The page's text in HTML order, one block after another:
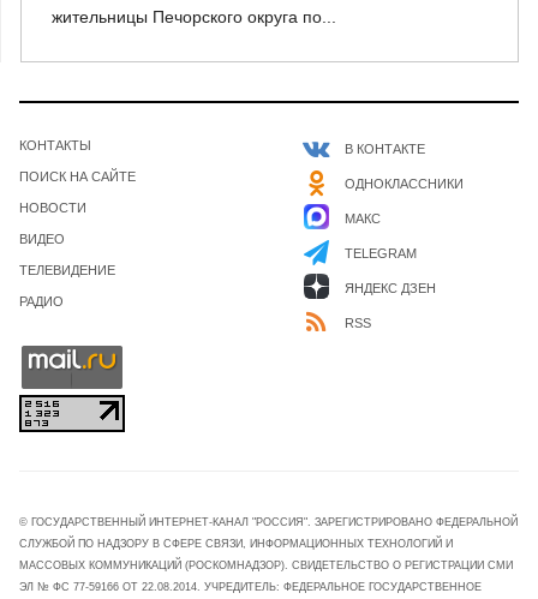
жительницы Печорского округа по...
КОНТАКТЫ
ПОИСК НА САЙТЕ
НОВОСТИ
ВИДЕО
ТЕЛЕВИДЕНИЕ
РАДИО
В КОНТАКТЕ
ОДНОКЛАССНИКИ
МАКС
TELEGRAM
ЯНДЕКС ДЗЕН
RSS
© ГОСУДАРСТВЕННЫЙ ИНТЕРНЕТ-КАНАЛ "РОССИЯ". ЗАРЕГИСТРИРОВАНО ФЕДЕРАЛЬНОЙ
СЛУЖБОЙ ПО НАДЗОРУ В СФЕРЕ СВЯЗИ, ИНФОРМАЦИОННЫХ ТЕХНОЛОГИЙ И
МАССОВЫХ КОММУНИКАЦИЙ (РОСКОМНАДЗОР). СВИДЕТЕЛЬСТВО О РЕГИСТРАЦИИ СМИ
ЭЛ № ФС 77-59166 ОТ 22.08.2014. УЧРЕДИТЕЛЬ: ФЕДЕРАЛЬНОЕ ГОСУДАРСТВЕННОЕ